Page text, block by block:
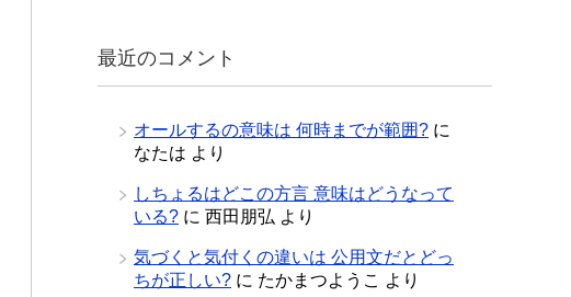
最近のコメント
オールするの意味は 何時までが範囲? に
なたは より
しちょるはどこの方言 意味はどうなって
いる? に 西田朋弘 より
気づくと気付くの違いは 公用文だとどっ
ちが正しい? に たかまつようこ より